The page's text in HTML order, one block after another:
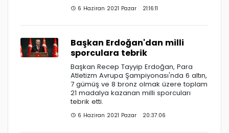
6 Haziran 2021 Pazar 21:16:11
Başkan Erdoğan'dan milli
sporculara tebrik
Başkan Recep Tayyip Erdoğan, Para
Atletizm Avrupa Şampiyonası'nda 6 altın,
7 gümüş ve 8 bronz olmak üzere toplam
21 madalya kazanan milli sporcuları
tebrik etti.
6 Haziran 2021 Pazar 20:37:06